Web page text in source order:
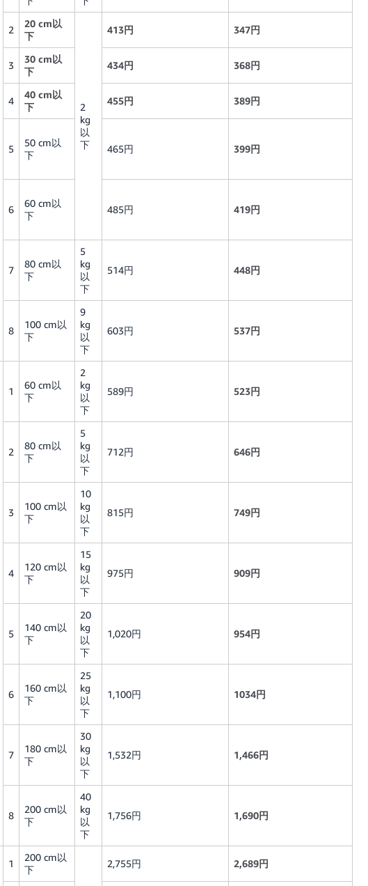
2
20 cm以
下
2
kg
以
下
413円 347円
3
30 cm以
下
434円 368円
4
40 cm以
下
455円 389円
5
50 cm以
下
465円 399円
6
60 cm以
下
485円 419円
7
80 cm以
下
5
kg
以
下
514円 448円
8
100 cm以
下
9
kg
以
下
603円 537円
1
60 cm以
下
2
kg
以
下
589円 523円
2
80 cm以
下
5
kg
以
下
712円 646円
3
100 cm以
下
10
kg
以
下
815円 749円
4
120 cm以
下
15
kg
以
下
975円 909円
5
140 cm以
下
20
kg
以
下
1,020円 954円
6
160 cm以
下
25
kg
以
下
1,100円 1034円
7
180 cm以
下
30
kg
以
下
1,532円 1,466円
8
200 cm以
下
40
kg
以
下
1,756円 1,690円
1
200 cm以
下
2,755円 2,689円